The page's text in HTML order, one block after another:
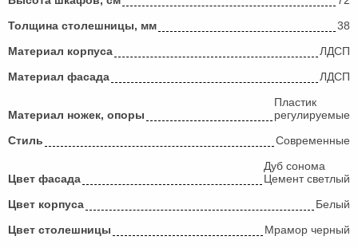
Толщина столешницы, мм
38
Материал корпуса
ЛДСП
Материал фасада
ЛДСП
Материал ножек, опоры
Пластик
регулируемые
Стиль
Современные
Цвет фасада
Дуб сонома
Цемент светлый
Цвет корпуса
Белый
Цвет столешницы
Мрамор черный